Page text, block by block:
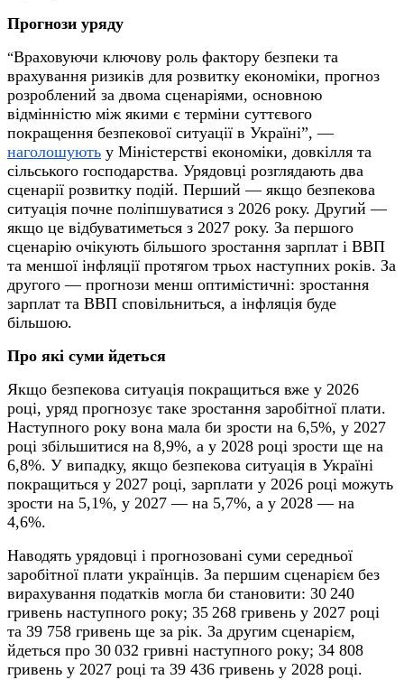
Прогнози уряду
“Враховуючи ключову роль фактору безпеки та
врахування ризиків для розвитку економіки, прогноз
розроблений за двома сценаріями, основною
відмінністю між якими є терміни суттєвого
покращення безпекової ситуації в Україні”, —
наголошують у Міністерстві економіки, довкілля та
сільського господарства. Урядовці розглядають два
сценарії розвитку подій. Перший — якщо безпекова
ситуація почне поліпшуватися з 2026 року. Другий —
якщо це відбуватиметься з 2027 року. За першого
сценарію очікують більшого зростання зарплат і ВВП
та меншої інфляції протягом трьох наступних років. За
другого — прогнози менш оптимістичні: зростання
зарплат та ВВП сповільниться, а інфляція буде
більшою.
Про які суми йдеться
Якщо безпекова ситуація покращиться вже у 2026
році, уряд прогнозує таке зростання заробітної плати.
Наступного року вона мала би зрости на 6,5%, у 2027
році збільшитися на 8,9%, а у 2028 році зрости ще на
6,8%. У випадку, якщо безпекова ситуація в Україні
покращиться у 2027 році, зарплати у 2026 році можуть
зрости на 5,1%, у 2027 — на 5,7%, а у 2028 — на
4,6%.
Наводять урядовці і прогнозовані суми середньої
заробітної плати українців. За першим сценарієм без
вирахування податків могла би становити: 30 240
гривень наступного року; 35 268 гривень у 2027 році
та 39 758 гривень ще за рік. За другим сценарієм,
йдеться про 30 032 гривні наступного року; 34 808
гривень у 2027 році та 39 436 гривень у 2028 році.